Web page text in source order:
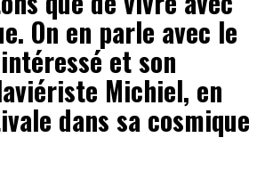
On en parle avec le
et son
Michiel, en
dans sa cosmique